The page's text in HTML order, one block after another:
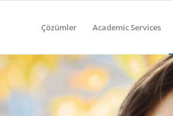
Çözümler Academic Services